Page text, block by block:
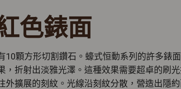
色錶面
10顆方形切割鑽石。蠔式恒動系列的許多錶
，折射出淡雅光澤。這種效果需要超卓的刷
外擴展的刻紋。光線沿刻紋分散，營造出隱約